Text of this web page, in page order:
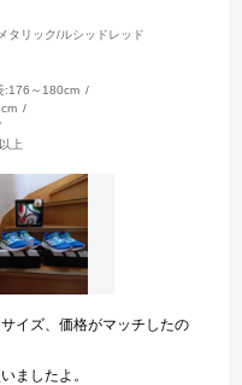
タリック/ルシッドレッド
:176～180cm
上
イズ、価格がマッチしたの
ましたよ。